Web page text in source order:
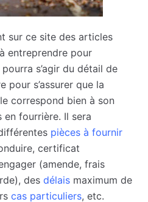
sur ce site des articles
à entreprendre pour
s’agir du détail de
pour s’assurer que la
correspond bien à son
fourrière. Il sera
pièces à fournir
certificat
(amende, frais
des délais maximum de
cas particuliers, etc.